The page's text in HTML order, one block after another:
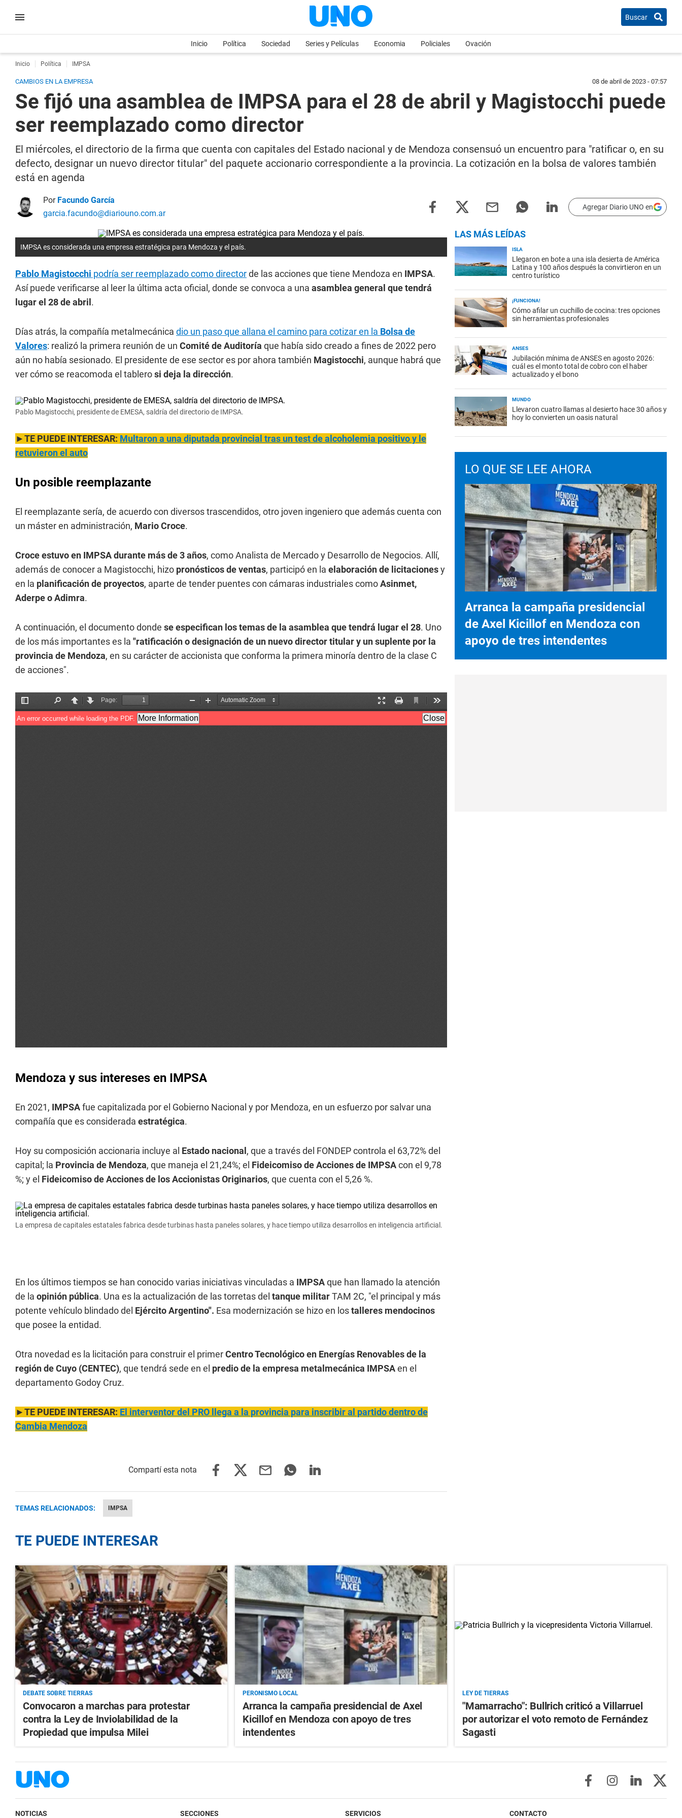
Buscar
Inicio Política Sociedad Series y Películas Economia Policiales Ovación
Inicio Política IMPSA
CAMBIOS EN LA EMPRESA 08 de abril de 2023 - 07:57
Se fijó una asamblea de IMPSA para el 28 de abril y Magistocchi puede
ser reemplazado como director
El miércoles, el directorio de la firma que cuenta con capitales del Estado nacional y de Mendoza consensuó un encuentro para "ratificar o, en su
defecto, designar un nuevo director titular" del paquete accionario correspondiente a la provincia. La cotización en la bolsa de valores también
está en agenda
Por Facundo García
garcia.facundo@diariouno.com.ar
Agregar Diario UNO en
IMPSA es considerada una empresa estratégica para Mendoza y el país.
Pablo Magistocchi podría ser reemplazado como directorde las acciones que tiene Mendoza en IMPSA.
Así puede verificarse al leer la última acta oficial, donde se convoca a una asamblea general que tendrá
lugar el 28 de abril .
Días atrás, la compañía metalmecánica dio un paso que allana el camino para cotizar en la Bolsa de
Valores: realizó la primera reunión de un Comité de Auditoría que había sido creado a fines de 2022 pero
aún no había sesionado. El presidente de ese sector es por ahora también Magistocchi, aunque habrá que
ver cómo se reacomoda el tablerosi deja la dirección.
Pablo Magistocchi, presidente de EMESA, saldría del directorio de IMPSA.
►TE PUEDE INTERESAR: Multaron a una diputada provincial tras un test de alcoholemia positivo y le
retuvieron el auto
Un posible reemplazante
El reemplazante sería, de acuerdo con diversos trascendidos, otro joven ingeniero que además cuenta con
un máster en administración, Mario Croce.
Croce estuvo en IMPSA durante más de 3 años, como Analista de Mercado y Desarrollo de Negocios. Allí,
además de conocer a Magistocchi, hizo pronósticos de ventas, participó en la elaboración de licitacionesy
en la planificación de proyectos, aparte de tender puentes con cámaras industriales comoAsinmet,
Aderpe o Adimra.
A continuación, el documento donde se especifican los temas de la asamblea que tendrá lugar el 28. Uno
de los más importantes es la "ratificación o designación de un nuevo director titular y un suplente por la
provincia de Mendoza, en su carácter de accionista que conforma la primera minoría dentro de la clase C
de acciones".
Mendoza y sus intereses en IMPSA
En 2021, IMPSAfue capitalizada por el Gobierno Nacional y por Mendoza, en un esfuerzo por salvar una
compañía que es considerada estratégica.
Hoy su composición accionaria incluye al Estado nacional , que a través del FONDEP controla el 63,72% del
capital; la Provincia de Mendoza, que maneja el 21,24%; el Fideicomiso de Acciones de IMPSAcon el 9,78
%; y el Fideicomiso de Acciones de los Accionistas Originarios, que cuenta con el 5,26 %.
La empresa de capitales estatales fabrica desde turbinas hasta paneles solares, y hace tiempo utiliza desarrollos en inteligencia artificial.
En los últimos tiempos se han conocido varias iniciativas vinculadas a IMPSAque han llamado la atención
de la opinión pública. Una es la actualización de las torretas del tanque militarTAM 2C, "el principal y más
potente vehículo blindado del Ejército Argentino". Esa modernización se hizo en lostalleres mendocinos
que posee la entidad.
Otra novedad es la licitación para construir el primerCentro Tecnológico en Energías Renovables de la
región de Cuyo (CENTEC), que tendrá sede en el predio de la empresa metalmecánica IMPSAen el
departamento Godoy Cruz.
►TE PUEDE INTERESAR: El interventor del PRO llega a la provincia para inscribir al partido dentro de
Cambia Mendoza
TEMAS RELACIONADOS: IMPSA
LAS MÁS LEÍDAS
ISLA
Llegaron en bote a una isla desierta de América
Latina y 100 años después la convirtieron en un
centro turístico
¡FUNCIONA!
Cómo afilar un cuchillo de cocina: tres opciones
sin herramientas profesionales
ANSES
Jubilación mínima de ANSES en agosto 2026:
cuál es el monto total de cobro con el haber
actualizado y el bono
MUNDO
Llevaron cuatro llamas al desierto hace 30 años y
hoy lo convierten un oasis natural
LO QUE SE LEE AHORA
Arranca la campaña presidencial
de Axel Kicillof en Mendoza con
apoyo de tres intendentes
TE PUEDE INTERESAR
DEBATE SOBRE TIERRAS
Convocaron a marchas para protestar
contra la Ley de Inviolabilidad de la
Propiedad que impulsa Milei
PERONISMO LOCAL
Arranca la campaña presidencial de Axel
Kicillof en Mendoza con apoyo de tres
intendentes
LEY DE TIERRAS
"Mamarracho": Bullrich criticó a Villarruel
por autorizar el voto remoto de Fernández
Sagasti
NOTICIAS SECCIONES SERVICIOS CONTACTO